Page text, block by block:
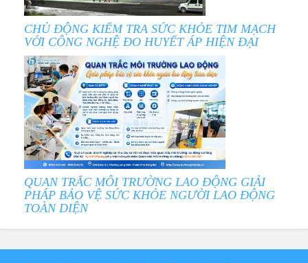
CHỦ ĐỘNG KIỂM TRA SỨC KHỎE TIM MẠCH
VỚI CÔNG NGHỆ ĐO HUYẾT ÁP HIỆN ĐẠI
QUAN TRẮC MÔI TRƯỜNG LAO ĐỘNG GIẢI
PHÁP BẢO VỆ SỨC KHỎE NGƯỜI LAO ĐỘNG
TOÀN DIỆN